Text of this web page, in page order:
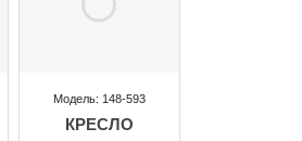
Модель: 148-593
КРЕСЛО